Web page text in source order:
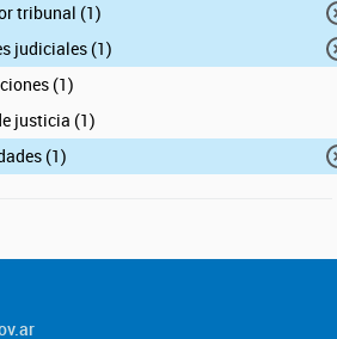
tribunal (1)
judiciales (1)
(1)
justicia (1)
(1)